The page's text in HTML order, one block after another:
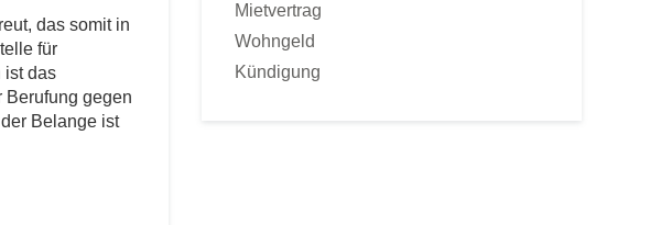
das somit in
für
ist das
Berufung gegen
Belange ist
Mietvertrag
Wohngeld
Kündigung